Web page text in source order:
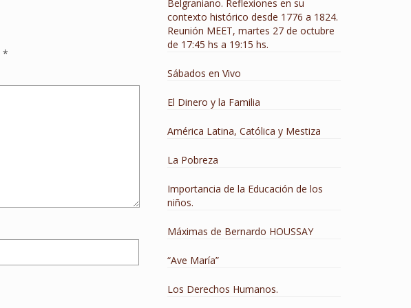
*
Belgraniano. Reflexiones en su
contexto histórico desde 1776 a 1824.
Reunión MEET, martes 27 de octubre
de 17:45 hs a 19:15 hs.
Sábados en Vivo
El Dinero y la Familia
América Latina, Católica y Mestiza
La Pobreza
Importancia de la Educación de los
niños.
Máximas de Bernardo HOUSSAY
“Ave María”
Los Derechos Humanos.